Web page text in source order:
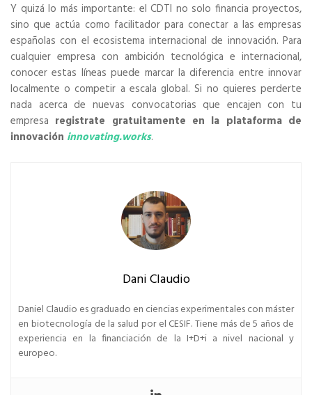
Y quizá lo más importante: el CDTI no solo financia proyectos,
sino que actúa como facilitador para conectar a las empresas
españolas con el ecosistema internacional de innovación. Para
cualquier empresa con ambición tecnológica e internacional,
conocer estas líneas puede marcar la diferencia entre innovar
localmente o competir a escala global. Si no quieres perderte
nada acerca de nuevas convocatorias que encajen con tu
empresa registrate gratuitamente en la plataforma de
innovación innovating.works.
Dani Claudio
Daniel Claudio es graduado en ciencias experimentales con máster
en biotecnología de la salud por el CESIF. Tiene más de 5 años de
experiencia en la financiación de la I+D+i a nivel nacional y
europeo.